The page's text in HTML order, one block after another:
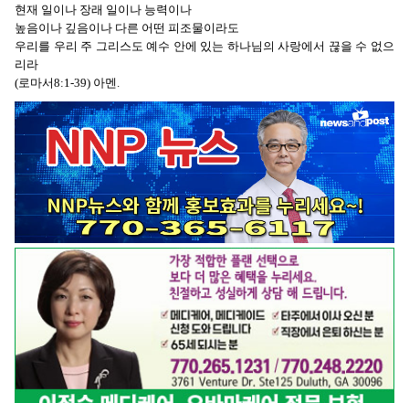
현재 일이나 장래 일이나 능력이나
높음이나 깊음이나 다른 어떤 피조물이라도
우리를 우리 주 그리스도 예수 안에 있는 하나님의 사랑에서 끊을 수 없으
리라
(로마서8:1-39) 아멘.